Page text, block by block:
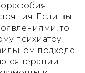
–
Если вы
то
психиатру
подходе
терапии